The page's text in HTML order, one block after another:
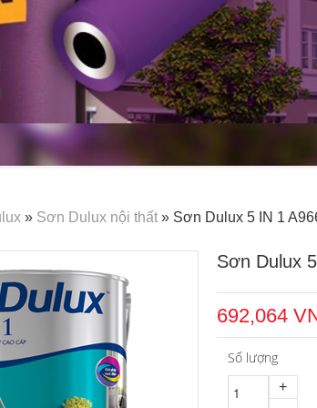
» Sơn Dulux nội thất » Sơn Dulux 5 IN 1
Sơn Dulux
692,064
Số lượng
+